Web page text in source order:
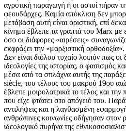
αγροτική παραγωγή ή οι αστοί πήραν
φεουδάρχες. Καμία απόκλιση δεν
μετάβαση αυτή είναι οριστική, επί
κίνημα έβλεπε τα γραπτά του Marx με
όσο οι διάφορες «αιρέσεις»
εκφράζει την «μαρξιστική ορθοδοξία».
Δεν είναι διόλου τυχαίο λοιπόν πως
ιδεολογίες της ιστορίας, ο φασισμός
μέσα από τα σπλάχνα αυτής της
siècle, του τέλους του μακρού 19ου
έβλεπε μοιρολατρικά το τέλος και
που είχε φτάσει στο απόγειό του.
αντιλήψεις και η λανθασμένη
ανθρώπινες κοινωνίες οδήγησαν στον
ιδεολογικό πυρήνα της